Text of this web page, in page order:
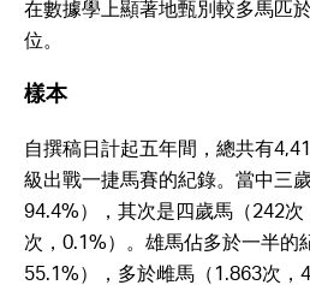
在數據學上顯著地甄別較多馬匹
位。
樣本
自撰稿日計起五年間，總共有
級出戰一捷馬賽的紀錄。當中三
94.4%），其次是四歲馬（242
次，0.1%）。雄馬佔多於一半的
55.1%），多於雌馬（1.863次，